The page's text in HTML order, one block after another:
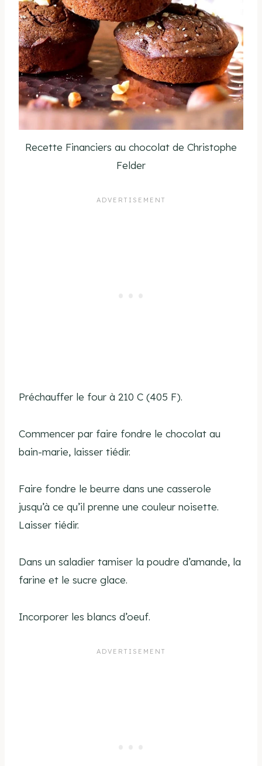
Recette Financiers au chocolat de Christophe
Felder
Préchauffer le four à 210 C (405 F).
Commencer par faire fondre le chocolat au
bain-marie, laisser tiédir.
Faire fondre le beurre dans une casserole
jusqu’à ce qu’il prenne une couleur noisette.
Laisser tiédir.
Dans un saladier tamiser la poudre d’amande, la
farine et le sucre glace.
Incorporer les blancs d’oeuf.